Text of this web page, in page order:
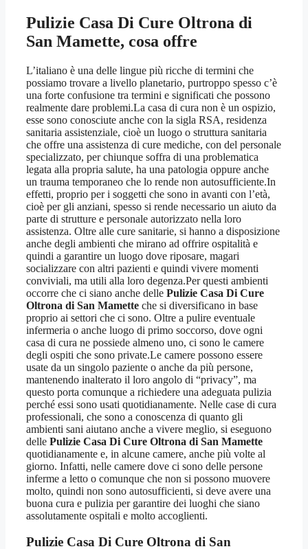
Pulizie Casa Di Cure Oltrona di
San Mamette, cosa offre
L’italiano è una delle lingue più ricche di termini che
possiamo trovare a livello planetario, purtroppo spesso c’è
una forte confusione tra termini e significati che possono
realmente dare problemi.La casa di cura non è un ospizio,
esse sono conosciute anche con la sigla RSA, residenza
sanitaria assistenziale, cioè un luogo o struttura sanitaria
che offre una assistenza di cure mediche, con del personale
specializzato, per chiunque soffra di una problematica
legata alla propria salute, ha una patologia oppure anche
un trauma temporaneo che lo rende non autosufficiente.In
effetti, proprio per i soggetti che sono in avanti con l’età,
cioè per gli anziani, spesso si rende necessario un aiuto da
parte di strutture e personale autorizzato nella loro
assistenza. Oltre alle cure sanitarie, si hanno a disposizione
anche degli ambienti che mirano ad offrire ospitalità e
quindi a garantire un luogo dove riposare, magari
socializzare con altri pazienti e quindi vivere momenti
conviviali, ma utili alla loro degenza.Per questi ambienti
occorre che ci siano anche delle Pulizie Casa Di Cure
Oltrona di San Mamette che si diversificano in base
proprio ai settori che ci sono. Oltre a pulire eventuale
infermeria o anche luogo di primo soccorso, dove ogni
casa di cura ne possiede almeno uno, ci sono le camere
degli ospiti che sono private.Le camere possono essere
usate da un singolo paziente o anche da più persone,
mantenendo inalterato il loro angolo di “privacy”, ma
questo porta comunque a richiedere una adeguata pulizia
perché essi sono usati quotidianamente. Nelle case di cura
professionali, che sono a conoscenza di quanto gli
ambienti sani aiutano anche a vivere meglio, si eseguono
delle Pulizie Casa Di Cure Oltrona di San Mamette
quotidianamente e, in alcune camere, anche più volte al
giorno. Infatti, nelle camere dove ci sono delle persone
inferme a letto o comunque che non si possono muovere
molto, quindi non sono autosufficienti, si deve avere una
buona cura e pulizia per garantire dei luoghi che siano
assolutamente ospitali e molto accoglienti.
Pulizie Casa Di Cure Oltrona di San